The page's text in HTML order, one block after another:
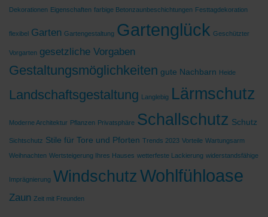
Dekorationen Eigenschaften farbige Betonzaunbeschichtungen Festtagdekoration
flexibel Garten Gartengestaltung Gartenglück Geschützter
Vorgarten gesetzliche Vorgaben
Gestaltungsmöglichkeiten gute Nachbarn Heide
Landschaftsgestaltung Langlebig Lärmschutz
Moderne Architektur Pflanzen Privatsphäre Schallschutz Schutz
Sichtschutz Stile für Tore und Pforten Trends 2023 Vorteile Wartungsarm
Weihnachten Wertsteigerung Ihres Hauses wetterfeste Lackierung widerstandsfähige
Imprägnierung WindschutzWohlfühloase
Zaun Zeit mit Freunden